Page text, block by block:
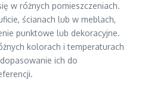
w różnych pomieszczeniach.
ścianach lub w meblach,
punktowe lub dekoracyjne.
kolorach i temperaturach
ich do